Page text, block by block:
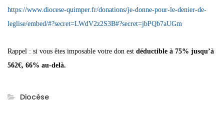
https://www.diocese-quimper.fr/donations/je-donne-pour-le-denier-de-
leglise/embed/#?secret=LWdV2z2S3B#?secret=jbPQb7aUGm
Rappel : si vous êtes imposable votre don est déductible à 75% jusqu’à
562€, 66% au-delà.
Diocèse